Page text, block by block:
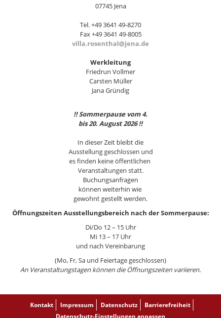
07745 Jena
Tel. +49 3641 49-8270
Fax +49 3641 49-8005
villa.rosenthal@jena.de
Werkleitung
Friedrun Vollmer
Carsten Müller
Jana Gründig
!! Sommerpause vom 4.
bis 20. August 2026 !!
In dieser Zeit bleibt die
Ausstellung geschlossen und
es finden keine öffentlichen
Veranstaltungen statt.
Buchungsanfragen
können weiterhin wie
gewohnt gestellt werden.
Öffnungszeiten Ausstellungsbereich nach der Sommerpause:
Di/Do 12 – 15 Uhr
Mi 13 – 17 Uhr
und nach Vereinbarung
(Mo, Fr, Sa und Feiertage geschlossen)
An Veranstaltungstagen können die Öffnungszeiten variieren.
Kontakt Impressum Datenschutz
Barrierefreiheit
Datenschutz-Einstellungen anpassen